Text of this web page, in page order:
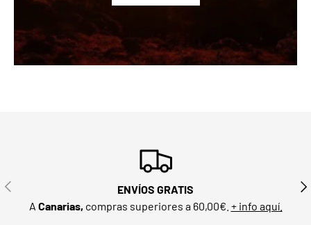
ANTERIOR
ENVÍOS GRATIS
A Canarias, compras superiores a 60,00€. + info aquí.